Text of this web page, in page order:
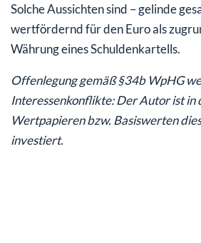
Solche Aussichten sind – gelinde
wertfördernd für den Euro als
Währung eines Schuldenkartells.
Offenlegung gemäß §34b WpHG
Interessenkonflikte: Der Autor ist in
Wertpapieren bzw. Basiswerten
investiert.